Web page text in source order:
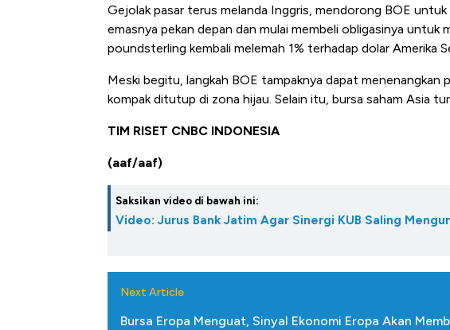
Gejolak pasar terus melanda Inggris, mendorong BOE
emasnya pekan depan dan mulai membeli obligasinya untuk
poundsterling kembali melemah 1% terhadap dolar Amerika
Meski begitu, langkah BOE tampaknya dapat menenangkan
kompak ditutup di zona hijau. Selain itu, bursa saham Asia
TIM RISET CNBC INDONESIA
(aaf/aaf)
Saksikan video di bawah ini:
Video: Jurus Bank Jatim Agar Sinergi KUB Saling
Next Article
Bursa Eropa Menguat, Sinyal Ekonomi Eropa Akan
Kongo Tutup Keran Ekspor, Harga
Tembaga Terbang ke Zona Berbahaya